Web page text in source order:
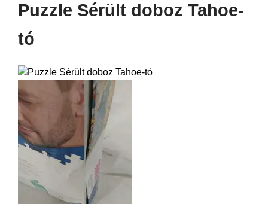
Puzzle Sérült doboz Tahoe-
tó